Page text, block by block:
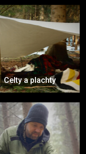
Celty a plachty